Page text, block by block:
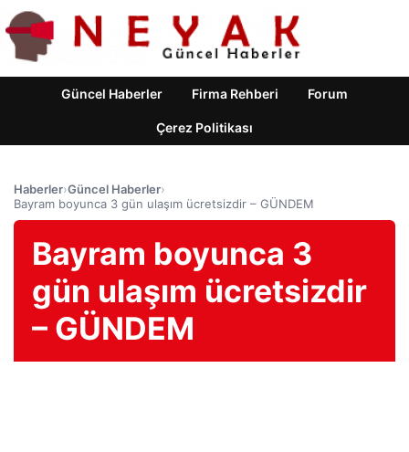
Güncel Haberler Firma Rehberi Forum
Çerez Politikası
Haberler›Güncel Haberler›
Bayram boyunca 3 gün ulaşım ücretsizdir – GÜNDEM
Bayram boyunca 3
gün ulaşım ücretsizdir
– GÜNDEM